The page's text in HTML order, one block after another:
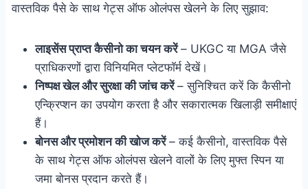
वास्तविक पैसे के साथ गेट्स ऑफ ओलंपस खेलने के लिए सुझाव:
लाइसेंस प्राप्त कैसीनो का चयन करें– UKGC या MGA जैसे
प्राधिकरणों द्वारा विनियमित प्लेटफॉर्म देखें।
निष्पक्ष खेल और सुरक्षा की जांच करें– सुनिश्चित करें कि कैसीनो
एन्क्रिप्शन का उपयोग करता है और सकारात्मक खिलाड़ी समीक्षाएं
हैं।
बोनस और प्रमोशन की खोज करें– कई कैसीनो, वास्तविक पैसे
के साथ गेट्स ऑफ ओलंपस खेलने वालों के लिए मुफ्त स्पिन या
जमा बोनस प्रदान करते हैं।